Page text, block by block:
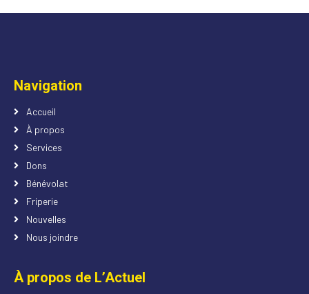
Navigation
Accueil
À propos
Services
Dons
Bénévolat
Friperie
Nouvelles
Nous joindre
À propos de L’Actuel